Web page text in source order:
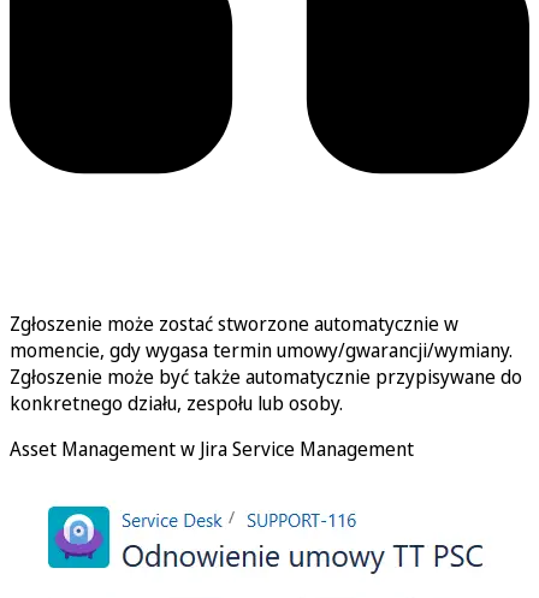
Zgłoszenie może zostać stworzone automatycznie w
momencie, gdy wygasa termin umowy/gwarancji/wymiany.
Zgłoszenie może być także automatycznie przypisywane do
konkretnego działu, zespołu lub osoby.
Asset Management w Jira Service Management